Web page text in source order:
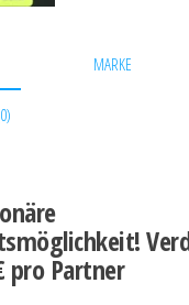
MARKE
pro Partner